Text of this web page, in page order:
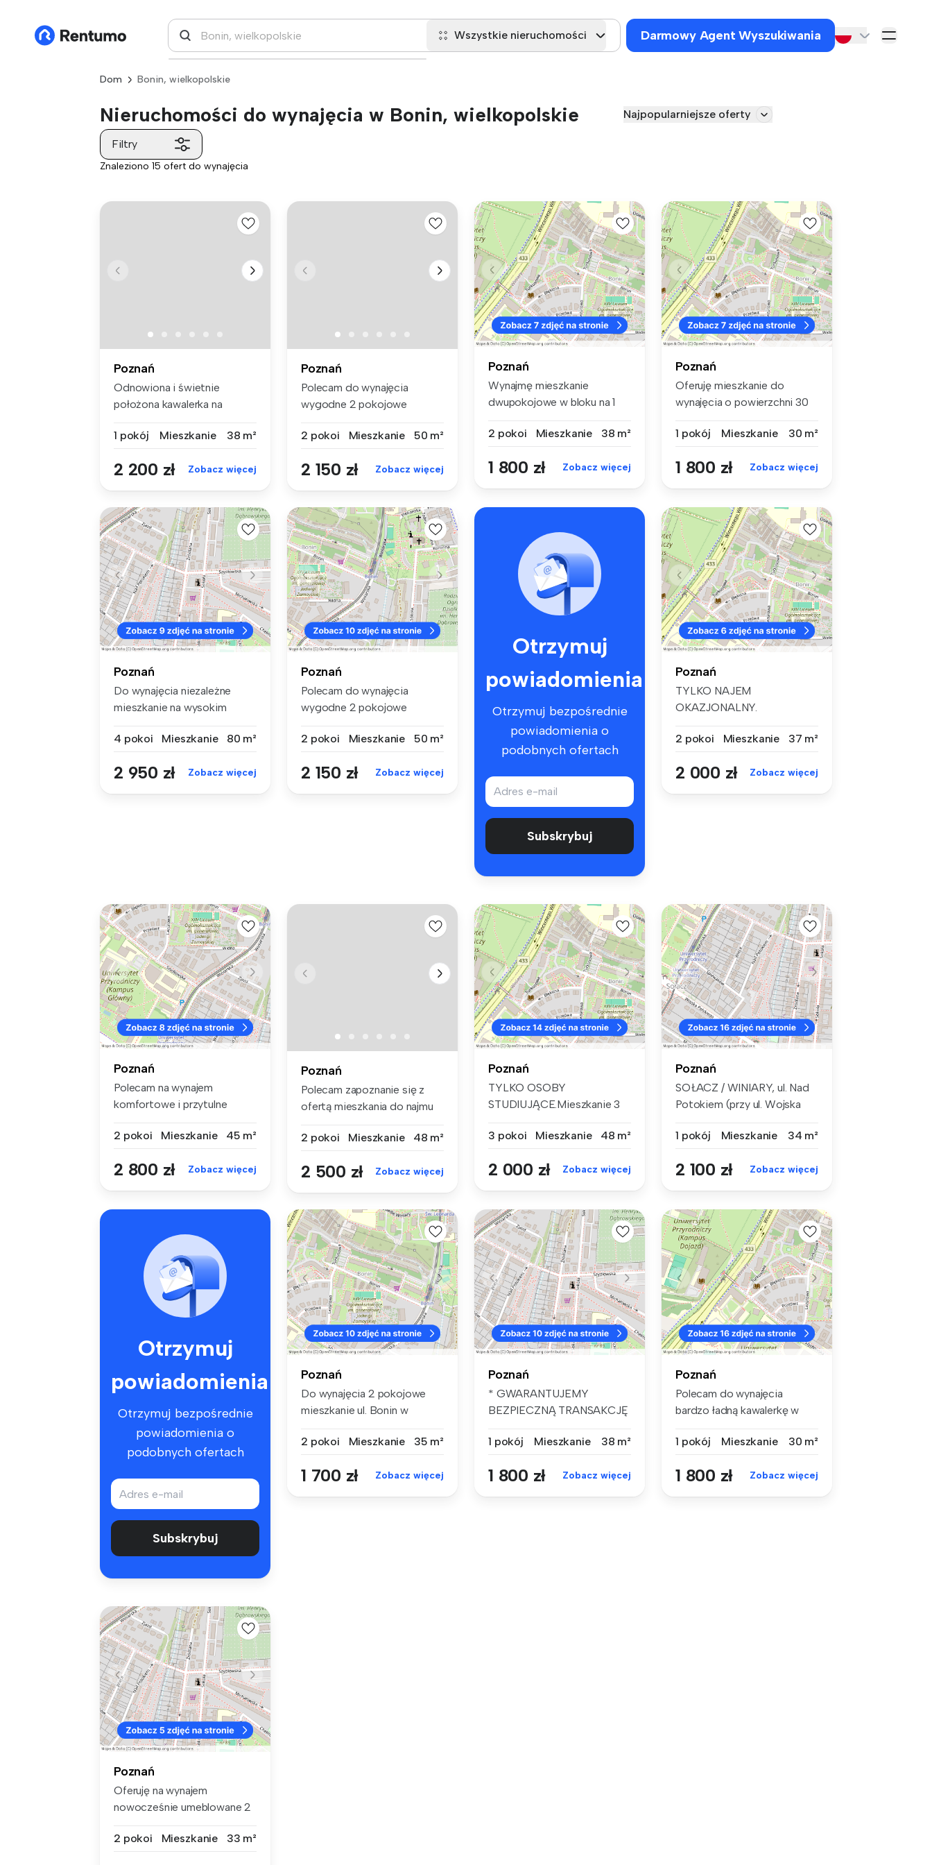
Wszystkie nieruchomości Darmowy Agent Wyszukiwania
Dom Bonin, wielkopolskie
Nieruchomości do wynajęcia w Bonin, wielkopolskie Najpopularniejsze oferty
Filtry
Znaleziono 15 ofert do wynajęcia
Poznań
Odnowiona i świetnie
położona kawalerka na
1 pokój
Mieszkanie 38 m²
2 200 zł Zobacz więcej
Poznań
Polecam do wynajęcia
wygodne 2 pokojowe
2 pokoi
Mieszkanie 50 m²
2 150 zł Zobacz więcej
Poznań
Wynajmę mieszkanie
dwupokojowe w bloku na 1
2 pokoi
Mieszkanie 38 m²
1 800 zł Zobacz więcej
Poznań
Oferuję mieszkanie do
wynajęcia o powierzchni 30
1 pokój
Mieszkanie 30 m²
1 800 zł Zobacz więcej
Poznań
Do wynajęcia niezależne
mieszkanie na wysokim
4 pokoi
Mieszkanie 80 m²
2 950 zł Zobacz więcej
Poznań
Polecam do wynajęcia
wygodne 2 pokojowe
2 pokoi
Mieszkanie 50 m²
2 150 zł Zobacz więcej
Otrzymuj
powiadomienia
Otrzymuj bezpośrednie
powiadomienia o
podobnych ofertach
Subskrybuj
Poznań
TYLKO NAJEM
OKAZJONALNY.
OD 15.08.202...
2 pokoi Mieszkanie 37 m²
2 000 zł Zobacz więcej
Poznań
Polecam na wynajem
komfortowe i przytulne
2 pokoi
Mieszkanie 45 m²
2 800 zł Zobacz więcej
Poznań
Polecam zapoznanie się z
ofertą mieszkania do najmu
2 pokoi
Mieszkanie 48 m²
2 500 zł Zobacz więcej
Poznań
TYLKO OSOBY
STUDIUJĄCE.Mieszkanie 3
3 pokoi
Mieszkanie 48 m²
2 000 zł Zobacz więcej
Poznań
SOŁACZ / WINIARY, ul. Nad
Potokiem (przy ul. Wojska
1 pokój
Mieszkanie 34 m²
2 100 zł Zobacz więcej
Otrzymuj
powiadomienia
Otrzymuj bezpośrednie
powiadomienia o
podobnych ofertach
Subskrybuj
Poznań
Do wynajęcia 2 pokojowe
mieszkanie ul. Bonin w
2 pokoi
Mieszkanie 35 m²
1 700 zł Zobacz więcej
Poznań
* GWARANTUJEMY
BEZPIECZNĄ TRANSAKCJĘ
1 pokój
Mieszkanie 38 m²
1 800 zł Zobacz więcej
Poznań
Polecam do wynajęcia
bardzo ładną kawalerkę w
1 pokój
Mieszkanie 30 m²
1 800 zł Zobacz więcej
Poznań
Oferuję na wynajem
nowocześnie umeblowane 2
2 pokoi
Mieszkanie 33 m²